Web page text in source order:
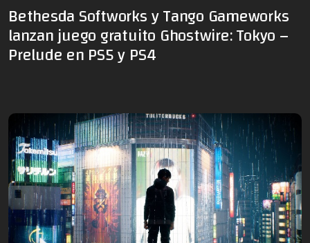
Bethesda Softworks y Tango Gameworks
lanzan juego gratuito Ghostwire: Tokyo –
Prelude en PS5 y PS4